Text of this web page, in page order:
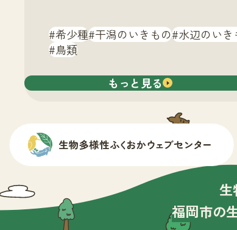
希少種 干潟のいきもの 水辺のいき
鳥類
もっと見る
生
福岡市の